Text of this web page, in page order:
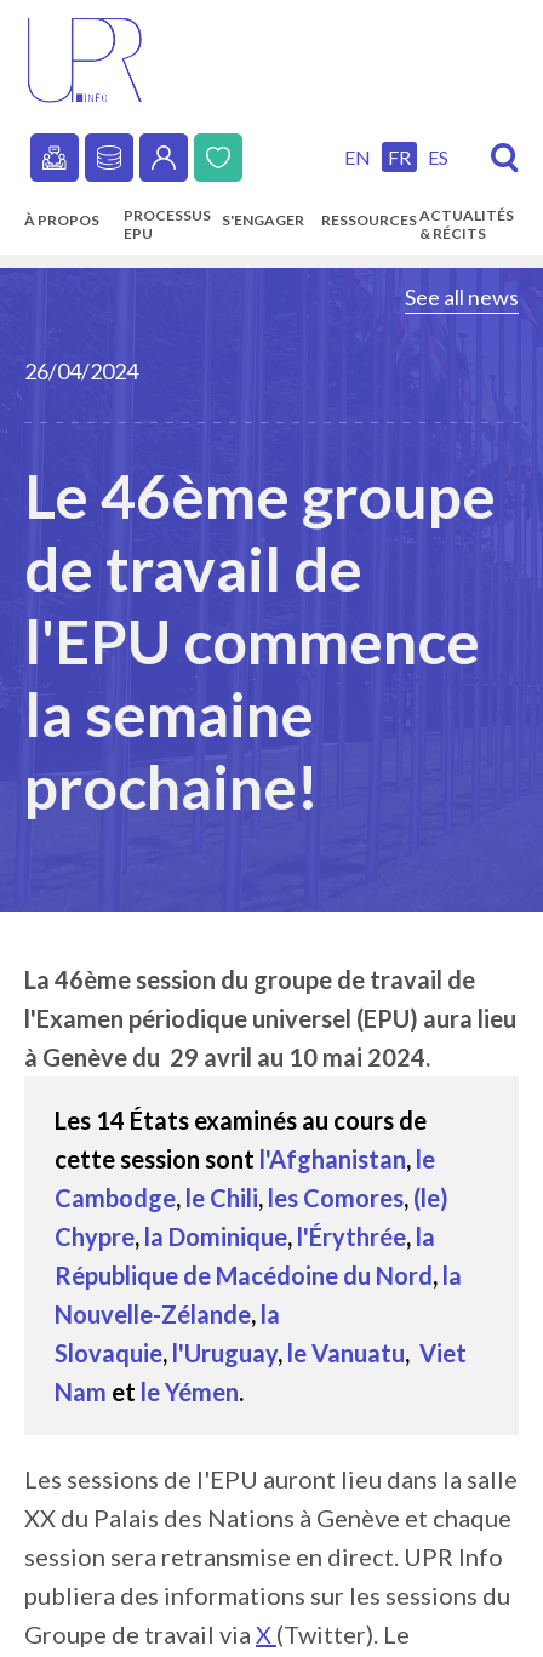
content
Secondary
navigation
EN FR ES
Main
À PROPOS
PROCESSUS
EPU
S'ENGAGER RESSOURCESACTUALITÉS
& RÉCITS
See all news
26/04/2024
Le 46ème groupe
de travail de
l'EPU commence
la semaine
prochaine!
La 46ème session du groupe de travail de
l'Examen périodique universel (EPU) aura lieu
à Genève du 29 avril au 10 mai 2024.
Les 14 États examinés au cours de
cette session sont l'Afghanistan, le
Cambodge, le Chili, les Comores, (le)
Chypre, la Dominique, l'Érythrée, la
République de Macédoine du Nord, la
Nouvelle-Zélande, la
Slovaquie, l'Uruguay, le Vanuatu, Viet
Nam et le Yémen.
Les sessions de l'EPU auront lieu dans la salle
XX du Palais des Nations à Genève et chaque
session sera retransmise en direct. UPR Info
publiera des informations sur les sessions du
Groupe de travail via X (Twitter). Le